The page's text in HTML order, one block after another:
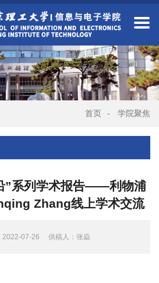
首页 - 学院聚焦
”系列学术报告——利物浦
Zhang线上学术交流
2022-07-26 供稿人：张焱